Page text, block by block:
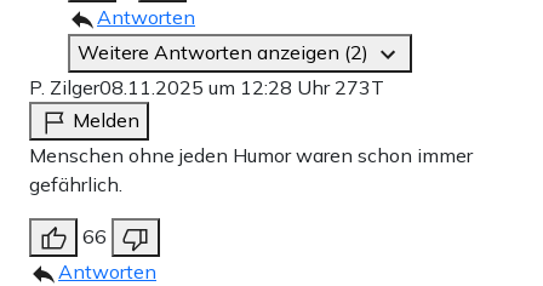
Antworten
Weitere Antworten anzeigen (2)
P. Zilger08.11.2025 um 12:28 Uhr 273T
Melden
Menschen ohne jeden Humor waren schon immer
gefährlich.
66
Antworten